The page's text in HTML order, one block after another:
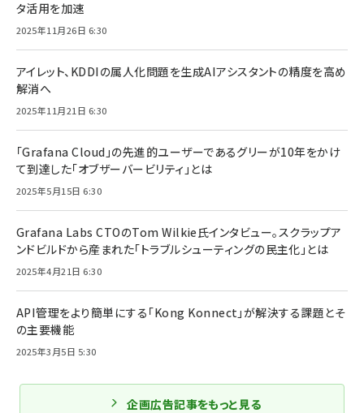
タ活用を加速
2025年11月26日 6:30
アイレット、KDDIの属人化問題を生成AIアシスタントの精度を高め
解消へ
2025年11月21日 6:30
「Grafana Cloud」の先進的ユーザーであるグリーが10年をかけ
て到達した「オブザーバービリティ」とは
2025年5月15日 6:30
Grafana Labs CTOのTom Wilkie氏インタビュー。スクラップア
ンドビルドから産まれた「トラブルシューティングの民主化」とは
2025年4月21日 6:30
API管理をより簡単にする「Kong Konnect」が解決する課題とそ
の主要機能
2025年3月5日 5:30
企画広告記事をもっと見る